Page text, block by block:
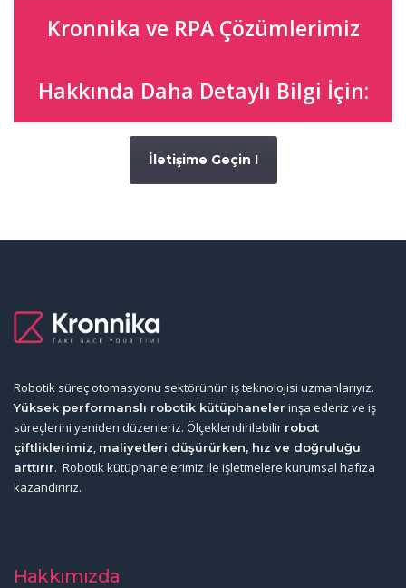
Kronnika ve RPA Çözümlerimiz
Hakkında Daha Detaylı Bilgi İçin:
İletişime Geçin !
Robotik süreç otomasyonu sektörünün iş teknolojisi uzmanlarıyız.
Yüksek performanslı robotik kütüphaneler inşa ederiz ve iş
süreçlerini yeniden düzenleriz. Ölçeklendirilebilir robot
çiftliklerimiz, maliyetleri düşürürken, hız ve doğruluğu
arttırır. Robotik kütüphanelerimiz ile işletmelere kurumsal hafıza
kazandırırız.
Hakkımızda